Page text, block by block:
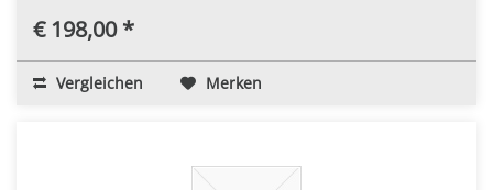
€ 198,00 *
Vergleichen Merken